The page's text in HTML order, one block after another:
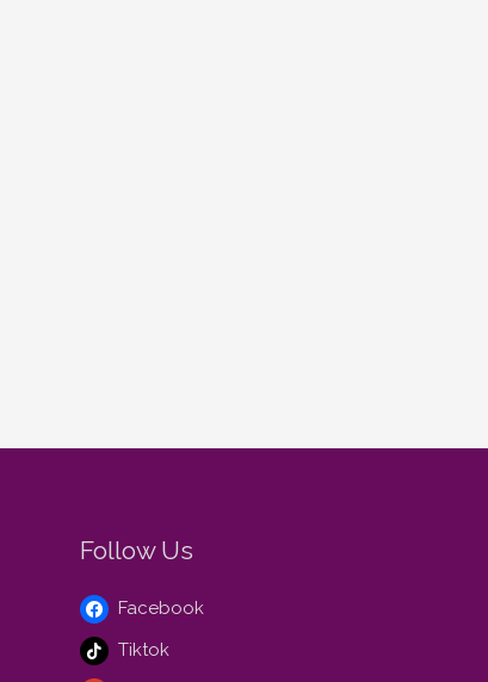
Follow Us
Facebook
Tiktok